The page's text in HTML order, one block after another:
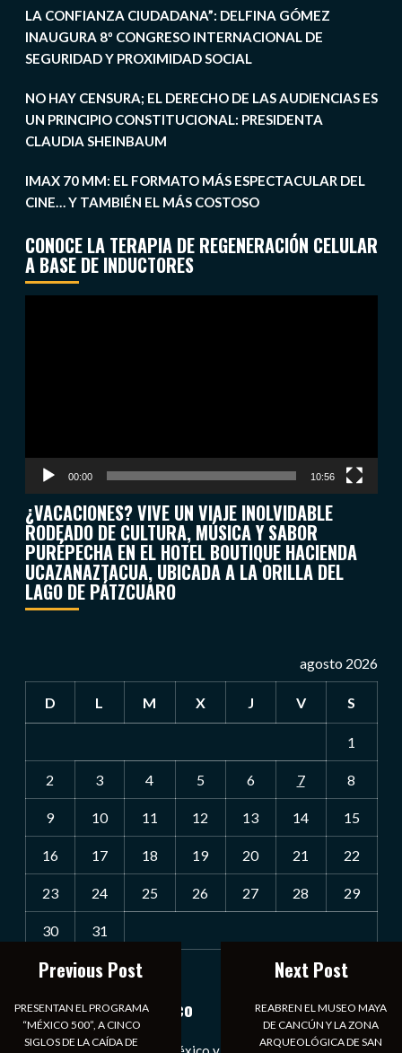
LA CONFIANZA CIUDADANA”: DELFINA GÓMEZ
INAUGURA 8º CONGRESO INTERNACIONAL DE
SEGURIDAD Y PROXIMIDAD SOCIAL
NO HAY CENSURA; EL DERECHO DE LAS AUDIENCIAS ES
UN PRINCIPIO CONSTITUCIONAL: PRESIDENTA
CLAUDIA SHEINBAUM
IMAX 70 MM: EL FORMATO MÁS ESPECTACULAR DEL
CINE… Y TAMBIÉN EL MÁS COSTOSO
CONOCE LA TERAPIA DE REGENERACIÓN CELULAR
A BASE DE INDUCTORES
00:00 10:56
¿VACACIONES? VIVE UN VIAJE INOLVIDABLE
RODEADO DE CULTURA, MÚSICA Y SABOR
PURÉPECHA EN EL HOTEL BOUTIQUE HACIENDA
UCAZANAZTACUA, UBICADA A LA ORILLA DEL
LAGO DE PÁTZCUARO
agosto 2026
D L M X J V S
1
2 3 4 5 6 7 8
9 10 11 12 13 14 15
16 17 18 19 20 21 22
23 24 25 26 27 28 29
30 31
« Jul
Notiexpress de México
Previous Post
PRESENTAN EL PROGRAMA
“MÉXICO 500”, A CINCO
SIGLOS DE LA CAÍDA DE
Next Post
REABREN EL MUSEO MAYA
DE CANCÚN Y LA ZONA
ARQUEOLÓGICA DE SAN